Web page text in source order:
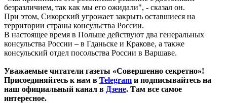
безразличием, так как мы его ожидали", - сказал он.
При этом, Сикорский угрожает закрыть оставшиеся на
территории страны консульства России.
В настоящее время в Польше действуют два генеральных
консульства России – в Гданьске и Кракове, а также
консульский отдел посольства России в Варшаве.
Уважаемые читатели газеты «Совершенно секретно»!
Присоединяйтесь к нам в Telegram и подписывайтесь на
наш официальный канал в Дзене. Там все самое
интересное.